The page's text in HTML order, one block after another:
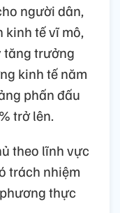
người dân,
kinh tế vĩ mô,
tăng trưởng
kinh tế năm
phấn đấu
trở lên.
theo lĩnh vực
trách nhiệm
thực